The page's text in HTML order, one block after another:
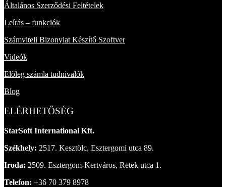
Általános Szerződési Feltételek
Leírás – funkciók
Számviteli Bizonylat Készítő Szoftver
Videók
Előleg számla tudnivalók
Blog
ELÉRHETŐSÉG
StarSoft International Kft.
Székhely: 2517. Kesztölc, Esztergomi utca 89.
Iroda: 2509. Esztergom-Kertváros, Retek utca 1.
Telefon: +36 70 379 8978